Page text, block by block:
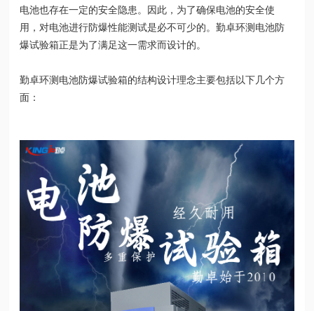
电池也存在一定的安全隐患。因此，为了确保电池的安全使
用，对电池进行防爆性能测试是必不可少的。勤卓环测电池防
爆试验箱正是为了满足这一需求而设计的。
勤卓环测电池防爆试验箱的结构设计理念主要包括以下几个方
面：